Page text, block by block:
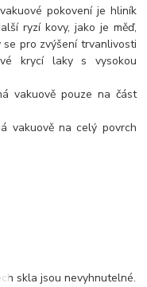
pokovení je hliník
ryzí kovy, jako je měď,
pro zvýšení trvanlivosti
krycí laky s vysokou
vakuově pouze na část
vakuově na celý povrch
skla jsou nevyhnutelné.